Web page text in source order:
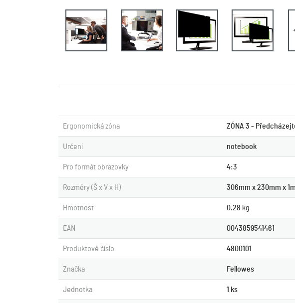
Ergonomická zóna ZÓNA 3 -
Určení notebook
Pro formát obrazovky 4:3
Rozměry (Š x V x H) 306mm x 230mm x
Hmotnost 0.28 kg
EAN 0043859541461
Produktové číslo 4800101
Značka Fellowes
Jednotka 1 ks